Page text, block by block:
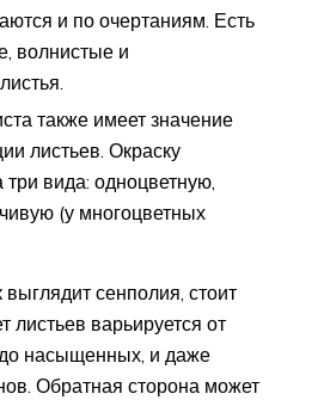
и по очертаниям. Есть
волнистые и
также имеет значение
листьев. Окраску
вида: одноцветную,
(у многоцветных
выглядит сенполия, стоит
листьев варьируется от
насыщенных, и даже
Обратная сторона может